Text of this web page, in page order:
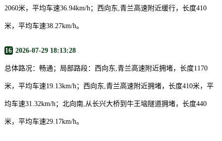
2060米，平均车速36.94km/h；西向东,青兰高速附近缓行，长度410
米，平均车速38.27km/h。
16 2026-07-29 18:13:28
总体路况：畅通；局部路段：西向东,青兰高速附近拥堵，长度1170
米，平均车速19.13km/h；西向东,青兰高速附近拥堵，长度410米，平
均车速31.32km/h；北向南,从长兴大桥到牛王垴隧道拥堵，长度440
米，平均车速29.17km/h。